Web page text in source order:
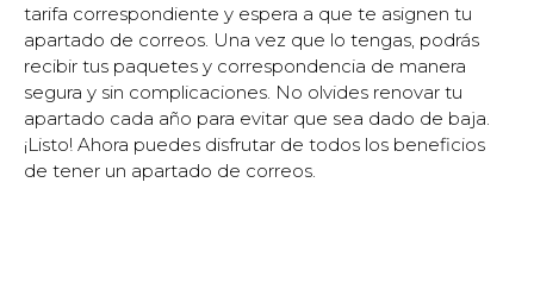
tarifa correspondiente y espera a que te asignen tu
apartado de correos. Una vez que lo tengas, podrás
recibir tus paquetes y correspondencia de manera
segura y sin complicaciones. No olvides renovar tu
apartado cada año para evitar que sea dado de baja.
¡Listo! Ahora puedes disfrutar de todos los beneficios
de tener un apartado de correos.